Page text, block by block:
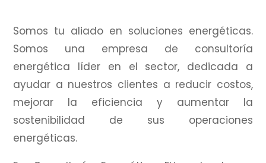
Somos tu aliado en soluciones energéticas.
Somos una empresa de consultoría
energética líder en el sector, dedicada a
ayudar a nuestros clientes a reducir costos,
mejorar la eficiencia y aumentar la
sostenibilidad de sus operaciones
energéticas.